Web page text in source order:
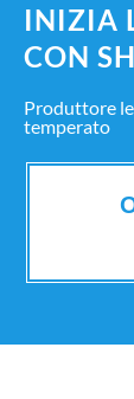
INIZIA
CON
Produttore
temperato